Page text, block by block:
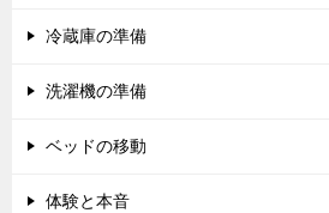
冷蔵庫の準備
洗濯機の準備
ベッドの移動
体験と本音